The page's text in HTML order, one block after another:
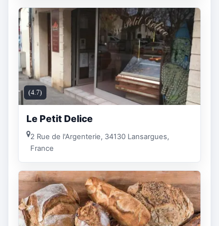
(4.7)
Le Petit Delice
2 Rue de l'Argenterie, 34130 Lansargues,
France